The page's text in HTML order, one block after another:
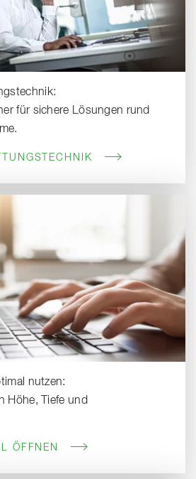
für sichere Lösungen rund
nutzen:
Höhe, Tiefe und
ÖFFNEN